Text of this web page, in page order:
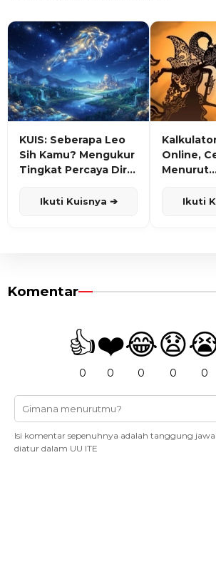
KUIS: Seberapa Leo
Sih Kamu? Mengukur
Tingkat Percaya Diri
Ikuti Kuisnya ➔
Online,
Menurut
Ikuti
Komentar
👍
0
❤️
0
😂
0
😧
0 0
Isi komentar sepenuhnya adalah tanggung
diatur dalam UU ITE